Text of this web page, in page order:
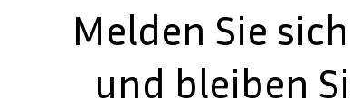
Melden Sie
und bleiben